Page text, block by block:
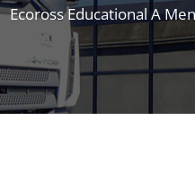
Ecoross Educational A